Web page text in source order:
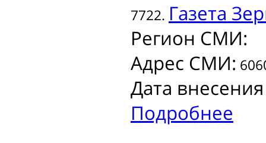
7722. Газета
Регион СМИ:
Адрес СМИ:
Дата
Подробнее